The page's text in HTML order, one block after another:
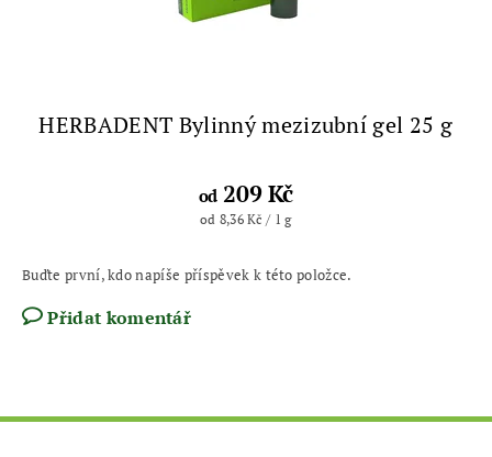
HERBADENT Bylinný mezizubní gel 25 g
od209 Kč
od 8,36 Kč / 1 g
Buďte první, kdo napíše příspěvek k této položce.
Přidat komentář